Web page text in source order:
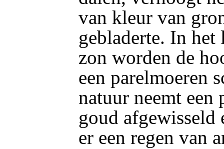
van kleur van
gebladerte. In het
zon worden de
een parelmoeren
natuur neemt een
goud afgewisseld
er een regen van